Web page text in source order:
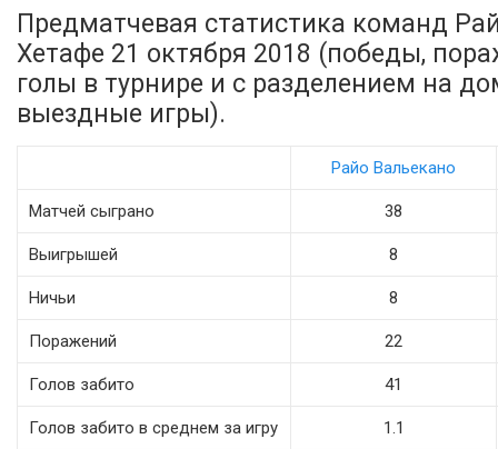
Предматчевая статистика команд
Хетафе 21 октября 2018 (победы,
голы в турнире и с разделением на
выездные игры).
Райо Вальекано
Матчей сыграно 38
Выигрышей 8
Ничьи 8
Поражений 22
Голов забито 41
Голов забито в среднем за игру 1.1